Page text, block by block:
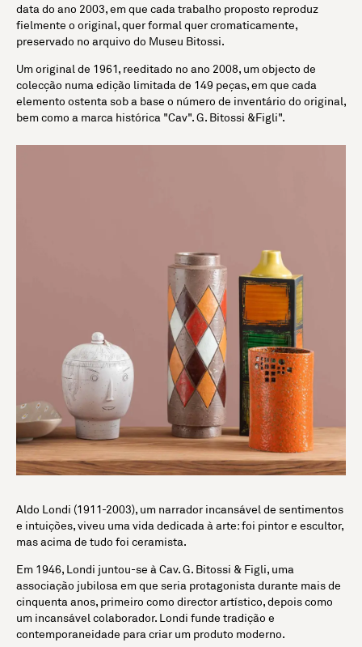
data do ano 2003, em que cada trabalho proposto reproduz
fielmente o original, quer formal quer cromaticamente,
preservado no arquivo do Museu Bitossi.
Um original de 1961, reeditado no ano 2008, um objecto de
colecção numa edição limitada de 149 peças, em que cada
elemento ostenta sob a base o número de inventário do original,
bem como a marca histórica "Cav". G. Bitossi &Figli".
Aldo Londi (1911-2003), um narrador incansável de sentimentos
e intuições, viveu uma vida dedicada à arte: foi pintor e escultor,
mas acima de tudo foi ceramista.
Em 1946, Londi juntou-se à Cav. G. Bitossi & Figli, uma
associação jubilosa em que seria protagonista durante mais de
cinquenta anos, primeiro como director artístico, depois como
um incansável colaborador. Londi funde tradição e
contemporaneidade para criar um produto moderno.